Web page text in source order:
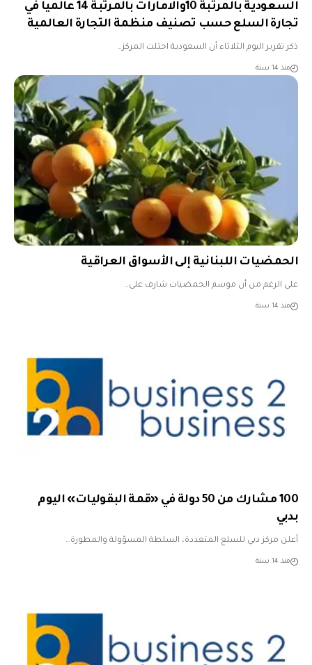
السعودية بالمرتبة 10والامارات بالمرتبة 14 عالمياً في
تجارة السلع حسب تصنيف منظمة التجارة العالمية
ذكر تقرير اليوم الثلاثاء أن السعودية احتلت المركز…
منذ 14 سنة
الحمضيات اللبنانية إلى الأسواق العراقية
على الرغم من أن موسم الحمضيات شارف على…
منذ 14 سنة
100 مشارك من 50 دولة في «قمة البقوليات» اليوم
بدبي
أعلن مركز دبي للسلع المتعددة، السلطة المسؤولة والمطورة…
منذ 14 سنة